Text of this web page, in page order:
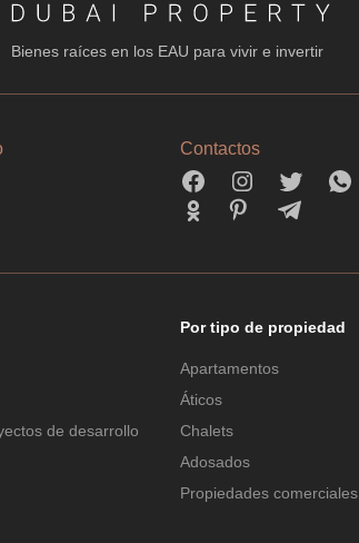
Bienes raíces en los EAU para vivir e invertir
Contactos
de desarrollo
Por tipo de propiedad
Apartamentos
Áticos
Chalets
Adosados
Propiedades comerciales